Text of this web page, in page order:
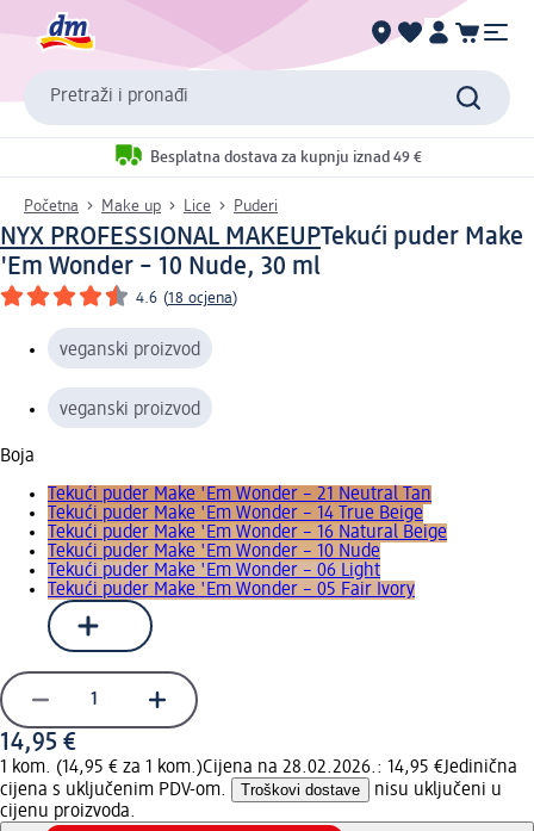
Pretraži i pronađi
Besplatna dostava za kupnju iznad 49 €
Početna Make up Lice Puderi
NYX PROFESSIONAL MAKEUPTekući puder Make
'Em Wonder – 10 Nude, 30 ml
4.6 (18 ocjena)
veganski proizvod
veganski proizvod
Boja
Tekući puder Make 'Em Wonder – 21 Neutral Tan
Tekući puder Make 'Em Wonder – 14 True Beige
Tekući puder Make 'Em Wonder – 16 Natural Beige
Tekući puder Make 'Em Wonder – 10 Nude
Tekući puder Make 'Em Wonder – 06 Light
Tekući puder Make 'Em Wonder – 05 Fair Ivory
14,95 €
1 kom. (14,95 € za 1 kom.)Cijena na 28.02.2026.: 14,95 €Jedinična
cijena s uključenim PDV-om.
Troškovi dostave
nisu uključeni u
cijenu proizvoda.